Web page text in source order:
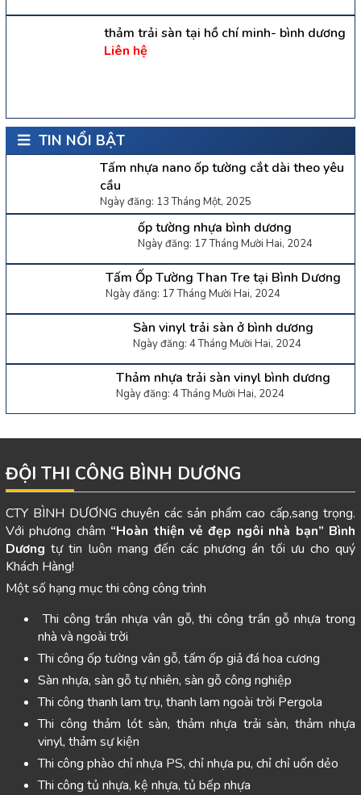
thảm trải sàn tại hồ chí minh- bình dương
Liên hệ
TIN NỔI BẬT
Tấm nhựa nano ốp tường cắt dài theo yêu
cầu
Ngày đăng: 13 Tháng Một, 2025
ốp tường nhựa bình dương
Ngày đăng: 17 Tháng Mười Hai, 2024
Tấm Ốp Tường Than Tre tại Bình Dương
Ngày đăng: 17 Tháng Mười Hai, 2024
Sàn vinyl trải sàn ở bình dương
Ngày đăng: 4 Tháng Mười Hai, 2024
Thảm nhựa trải sàn vinyl bình dương
Ngày đăng: 4 Tháng Mười Hai, 2024
ĐỘI THI CÔNG BÌNH DƯƠNG
CTY BÌNH DƯƠNG chuyên các sản phẩm cao cấp,sang trọng.
Với phương châm “Hoàn thiện vẻ đẹp ngôi nhà bạn” Bình
Dươngtự tin luôn mang đến các phương án tối ưu cho quý
Khách Hàng!
Một số hạng mục thi công công trình
Thi công trần nhựa vân gỗ, thi công trần gỗ nhựa trong
nhà và ngoài trời
Thi công ốp tường vân gỗ, tấm ốp giả đá hoa cương
Sàn nhựa, sàn gỗ tự nhiên, sàn gỗ công nghiệp
Thi công thanh lam trụ, thanh lam ngoài trời Pergola
Thi công thảm lót sàn, thảm nhựa trải sàn, thảm nhựa
vinyl, thảm sự kiện
Thi công phào chỉ nhựa PS, chỉ nhựa pu, chỉ chỉ uốn dẻo
Thi công tủ nhựa, kệ nhựa, tủ bếp nhựa